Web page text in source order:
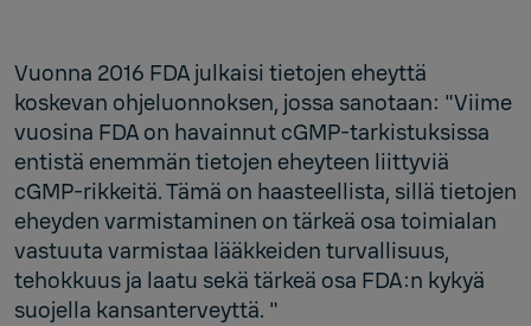
Vuonna 2016 FDA julkaisi tietojen eheyttä
koskevan ohjeluonnoksen, jossa sanotaan: "Viime
vuosina FDA on havainnut cGMP-tarkistuksissa
entistä enemmän tietojen eheyteen liittyviä
cGMP-rikkeitä. Tämä on haasteellista, sillä tietojen
eheyden varmistaminen on tärkeä osa toimialan
vastuuta varmistaa lääkkeiden turvallisuus,
tehokkuus ja laatu sekä tärkeä osa FDA:n kykyä
suojella kansanterveyttä. "